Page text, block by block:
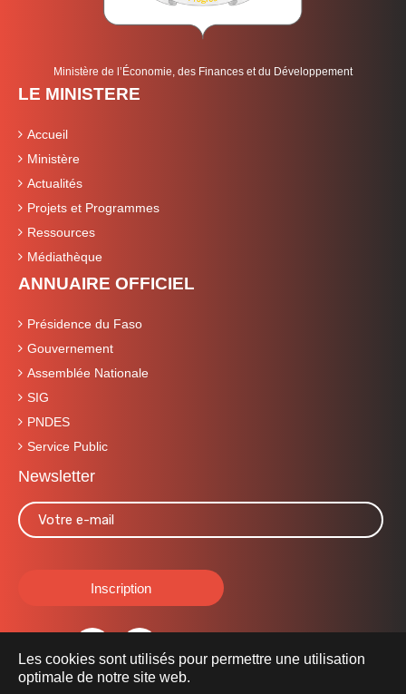
Les cookies sont utilisés pour permettre une utilisation
optimale de notre site web.
Ministère de l’Économie, des Finances et du Développement
LE MINISTERE
Accueil
Ministère
Actualités
Projets et Programmes
Ressources
Médiathèque
ANNUAIRE OFFICIEL
Présidence du Faso
Gouvernement
Assemblée Nationale
SIG
PNDES
Service Public
Newsletter